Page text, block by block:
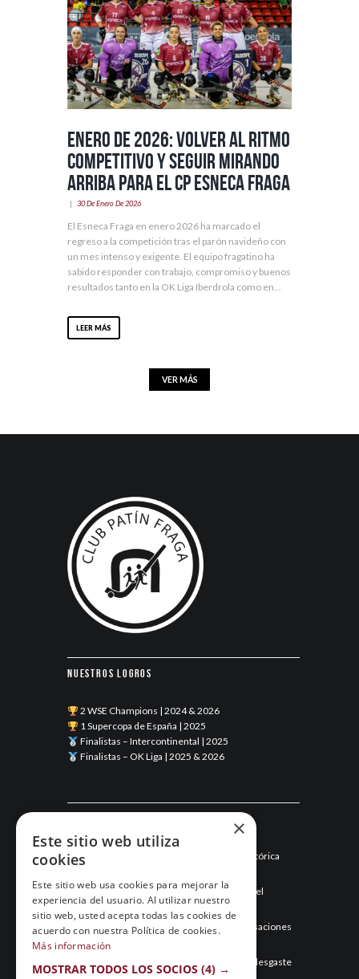
Enero de 2026: volver al ritmo
competitivo y seguir mirando
arriba para el CP Esneca Fraga
30 De Enero De 2026
El Esneca Fraga en enero 2026 ha marcado el
regreso a la competición tras el parón navideño con
un mes intenso y exigente. El equipo fragatino ha
sabido responder con trabajo, compromiso y buenos
resultados tanto en la OK Liga Iberdrola como en...
LEER MÁS
VER MÁS
Nuestros logros
2 WSE Champions | 2024 & 2026
1 Supercopa de España | 2025
Finalistas – Intercontinental | 2025
Finalistas – OK Liga | 2025 & 2026
Esneca Fraga junio 2026: una temporada histórica
Mayo de 2026: el mes que hizo historia para el
Esneca Fraga
Abril de 2026: el Esneca Fraga recupera sensaciones
y asegura el segundo puesto
Marzo de 2026: el Esneca Fraga gestiona el desgaste
×
Este sitio web utiliza
cookies
Este sitio web usa cookies para mejorar la
experiencia del usuario. Al utilizar nuestro
sitio web, usted acepta todas las cookies de
acuerdo con nuestra Política de cookies.
Más información
MOSTRAR TODOS LOS SOCIOS (4) →